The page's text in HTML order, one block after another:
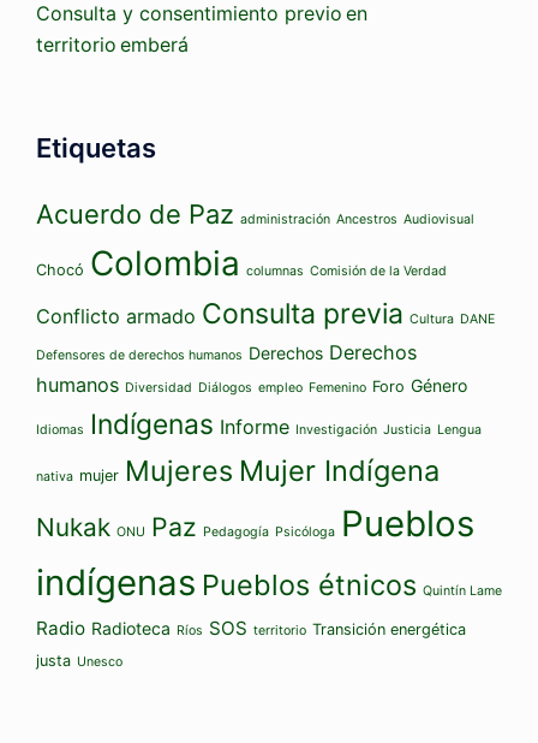
Consulta y consentimiento previo en
territorio emberá
Etiquetas
Acuerdo de Paz administración Ancestros Audiovisual
Chocó Colombia columnas Comisión de la Verdad
Conflicto armado Consulta previa Cultura DANE
Defensores de derechos humanos Derechos Derechos
humanos Diversidad Diálogos empleo Femenino Foro Género
Idiomas Indígenas Informe Investigación Justicia Lengua
nativa mujer Mujeres Mujer Indígena
Nukak ONU Paz Pedagogía Psicóloga Pueblos
indígenas Pueblos étnicos Quintín Lame
Radio Radioteca Ríos SOS territorio Transición energética
justa Unesco